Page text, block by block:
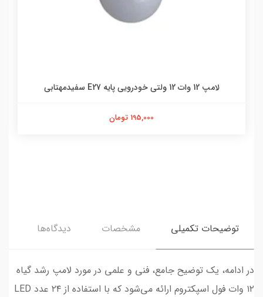
لامپ 12 وات 12 ولتی خودرویی پایه E27 سفیدمهتابی
195,000 تومان
توضیحات تکمیلی مشخصات دیدگاه‌ها
در ادامه، یک توضیح جامع، فنی و علمی در مورد لامپ رشد گیاه
۱۲ وات فول اسپکتروم ارائه می‌شود که با استفاده از ۲۴ عدد LED